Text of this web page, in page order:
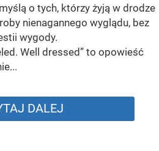
o tych, którzy żyją w drodze
nienagannego wyglądu, bez
wygody.
Well dressed” to opowieść
DALEJ